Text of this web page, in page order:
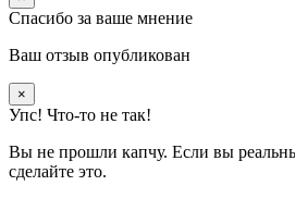
Спасибо за ваше мнение
Ваш отзыв опубликован
×
Упс! Что-то не так!
Вы не прошли капчу. Если вы
сделайте это.